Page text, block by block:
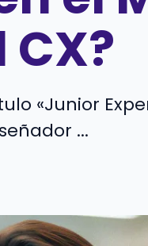
CX?
«Junior
...